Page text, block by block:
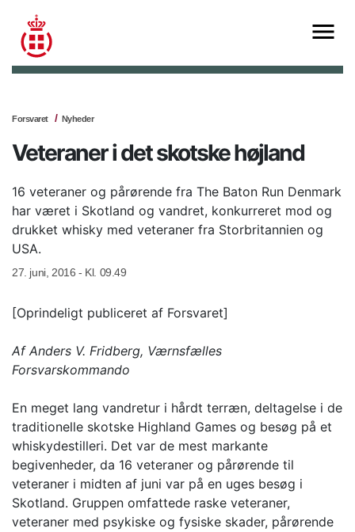
Forsvaret Nyheder
Veteraner i det skotske højland
16 veteraner og pårørende fra The Baton Run Denmark
har været i Skotland og vandret, konkurreret mod og
drukket whisky med veteraner fra Storbritannien og
USA.
27. juni, 2016 - Kl. 09.49
[Oprindeligt publiceret af Forsvaret]
Af Anders V. Fridberg, Værnsfælles
Forsvarskommando
En meget lang vandretur i hårdt terræn, deltagelse i de
traditionelle skotske Highland Games og besøg på et
whiskydestilleri. Det var de mest markante
begivenheder, da 16 veteraner og pårørende til
veteraner i midten af juni var på en uges besøg i
Skotland. Gruppen omfattede raske veteraner,
veteraner med psykiske og fysiske skader, pårørende